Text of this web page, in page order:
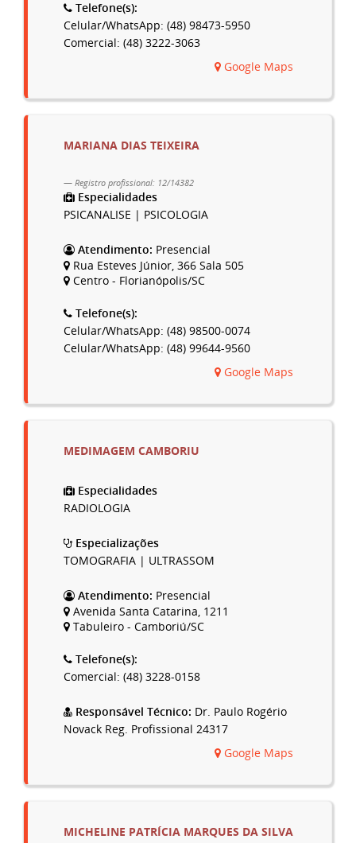
Telefone(s):
Celular/WhatsApp: (48) 98473-5950
Comercial: (48) 3222-3063
Google Maps
MARIANA DIAS TEIXEIRA
Registro profissional: 12/14382
Especialidades
PSICANALISE | PSICOLOGIA
Atendimento: Presencial
Rua Esteves Júnior, 366 Sala 505
Centro - Florianópolis/SC
Telefone(s):
Celular/WhatsApp: (48) 98500-0074
Celular/WhatsApp: (48) 99644-9560
Google Maps
MEDIMAGEM CAMBORIU
Especialidades
RADIOLOGIA
Especializações
TOMOGRAFIA | ULTRASSOM
Atendimento: Presencial
Avenida Santa Catarina, 1211
Tabuleiro - Camboriú/SC
Telefone(s):
Comercial: (48) 3228-0158
Responsável Técnico: Dr. Paulo Rogério
Novack Reg. Profissional 24317
Google Maps
MICHELINE PATRÍCIA MARQUES DA SILVA